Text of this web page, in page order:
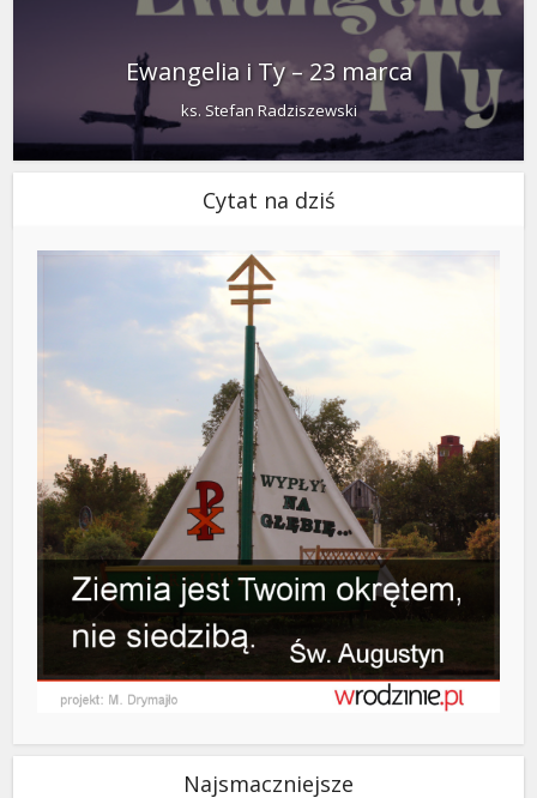
Ewangelia i Ty – 23 marca
ks. Stefan Radziszewski
Cytat na dziś
Najsmaczniejsze